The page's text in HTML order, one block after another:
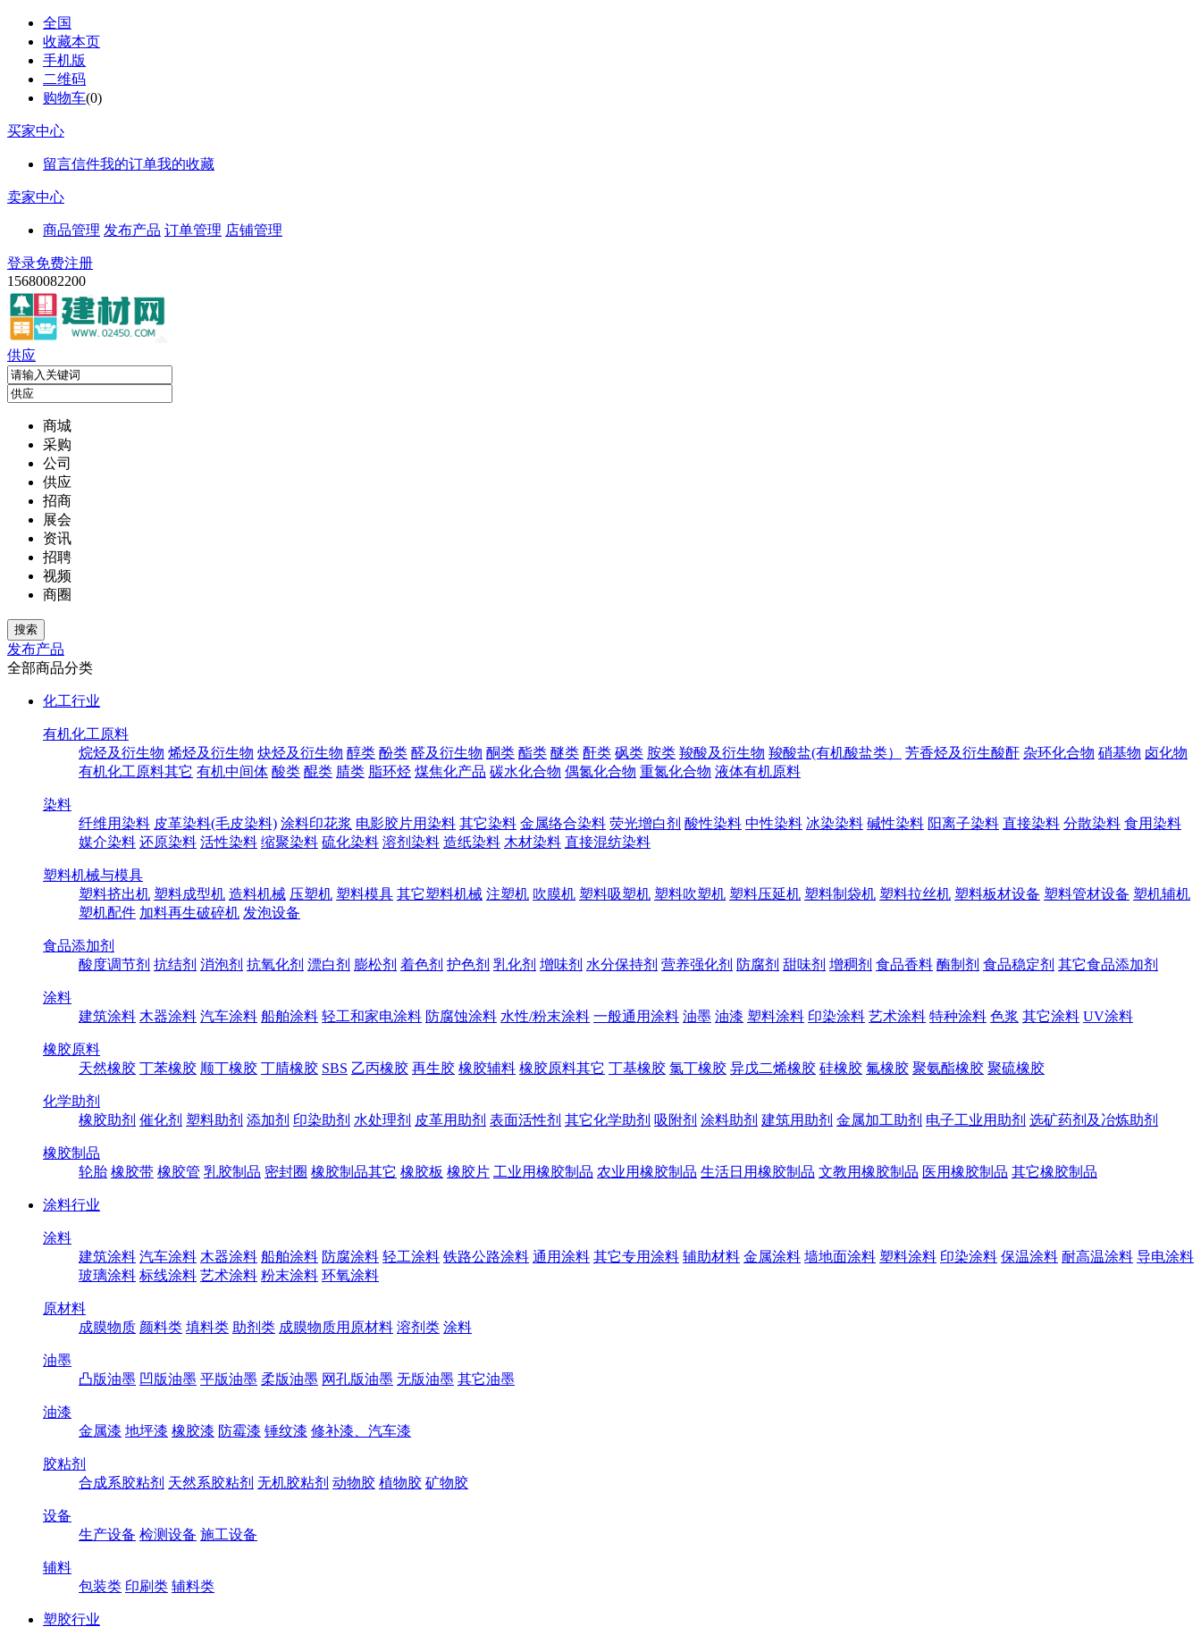
全国
收藏本页
手机版
二维码
购物车(0)
买家中心
留言信件我的订单我的收藏
卖家中心
商品管理 发布产品 订单管理 店铺管理
登录免费注册
15680082200
供应
商城
采购
公司
供应
招商
展会
资讯
招聘
视频
商圈
发布产品
全部商品分类
化工行业
有机化工原料
烷烃及衍生物 烯烃及衍生物 炔烃及衍生物 醇类 酚类 醛及衍生物 酮类 酯类 醚类 酐类 砜类 胺类 羧酸及衍生物 羧酸盐(有机酸盐类） 芳香烃及衍生酸酐 杂环化合物 硝基物 卤化物
有机化工原料其它 有机中间体 酸类 醌类 腈类 脂环烃 煤焦化产品 碳水化合物 偶氮化合物 重氮化合物 液体有机原料
染料
纤维用染料 皮革染料(毛皮染料) 涂料印花浆 电影胶片用染料 其它染料 金属络合染料 荧光增白剂 酸性染料 中性染料 冰染染料 碱性染料 阳离子染料 直接染料 分散染料 食用染料
媒介染料 还原染料 活性染料 缩聚染料 硫化染料 溶剂染料 造纸染料 木材染料 直接混纺染料
塑料机械与模具
塑料挤出机 塑料成型机 造料机械 压塑机 塑料模具 其它塑料机械 注塑机 吹膜机 塑料吸塑机 塑料吹塑机 塑料压延机 塑料制袋机 塑料拉丝机 塑料板材设备 塑料管材设备 塑机辅机
塑机配件 加料再生破碎机 发泡设备
食品添加剂
酸度调节剂 抗结剂 消泡剂 抗氧化剂 漂白剂 膨松剂 着色剂 护色剂 乳化剂 增味剂 水分保持剂 营养强化剂 防腐剂 甜味剂 增稠剂 食品香料 酶制剂 食品稳定剂 其它食品添加剂
涂料
建筑涂料 木器涂料 汽车涂料 船舶涂料 轻工和家电涂料 防腐蚀涂料 水性/粉末涂料 一般通用涂料 油墨 油漆 塑料涂料 印染涂料 艺术涂料 特种涂料 色浆 其它涂料 UV涂料
橡胶原料
天然橡胶 丁苯橡胶 顺丁橡胶 丁腈橡胶 SBS 乙丙橡胶 再生胶 橡胶辅料 橡胶原料其它 丁基橡胶 氯丁橡胶 异戊二烯橡胶 硅橡胶 氟橡胶 聚氨酯橡胶 聚硫橡胶
化学助剂
橡胶助剂 催化剂 塑料助剂 添加剂 印染助剂 水处理剂 皮革用助剂 表面活性剂 其它化学助剂 吸附剂 涂料助剂 建筑用助剂 金属加工助剂 电子工业用助剂 选矿药剂及冶炼助剂
橡胶制品
轮胎 橡胶带 橡胶管 乳胶制品 密封圈 橡胶制品其它 橡胶板 橡胶片 工业用橡胶制品 农业用橡胶制品 生活日用橡胶制品 文教用橡胶制品 医用橡胶制品 其它橡胶制品
涂料行业
涂料
建筑涂料 汽车涂料 木器涂料 船舶涂料 防腐涂料 轻工涂料 铁路公路涂料 通用涂料 其它专用涂料 辅助材料 金属涂料 墙地面涂料 塑料涂料 印染涂料 保温涂料 耐高温涂料 导电涂料
玻璃涂料 标线涂料 艺术涂料 粉末涂料 环氧涂料
原材料
成膜物质 颜料类 填料类 助剂类 成膜物质用原材料 溶剂类 涂料
油墨
凸版油墨 凹版油墨 平版油墨 柔版油墨 网孔版油墨 无版油墨 其它油墨
油漆
金属漆 地坪漆 橡胶漆 防霉漆 锤纹漆 修补漆、汽车漆
胶粘剂
合成系胶粘剂 天然系胶粘剂 无机胶粘剂 动物胶 植物胶 矿物胶
设备
生产设备 检测设备 施工设备
辅料
包装类 印刷类 辅料类
塑胶行业